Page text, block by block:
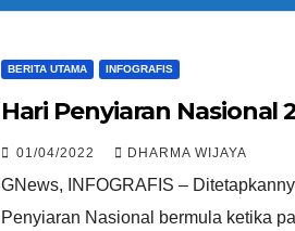
BERITA UTAMA INFOGRAFIS
Hari Penyiaran Nasional
01/04/2022 DHARMA WIJAYA
GNews, INFOGRAFIS –
Penyiaran Nasional bermula ketika